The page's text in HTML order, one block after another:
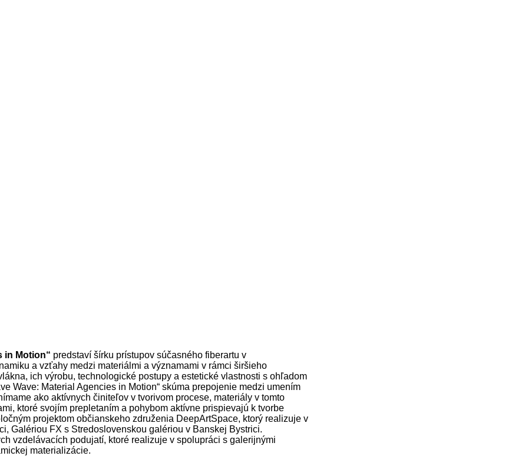
in Motion“ predstaví šírku prístupov súčasného fiberartu v
a vzťahy medzi materiálmi a významami v rámci širšieho
ich výrobu, technologické postupy a estetické vlastnosti s ohľadom
Wave: Material Agencies in Motion“ skúma prepojenie medzi umením
ako aktívnych činiteľov v tvorivom procese, materiály v tomto
ktoré svojím prepletaním a pohybom aktívne prispievajú k tvorbe
projektom občianskeho združenia DeepArtSpace, ktorý realizuje v
Galériou FX s Stredoslovenskou galériou v Banskej Bystrici.
vzdelávacích podujatí, ktoré realizuje v spolupráci s galerijnými
materializácie.